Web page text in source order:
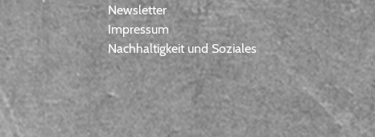
Newsletter
Impressum
Nachhaltigkeit und Soziales